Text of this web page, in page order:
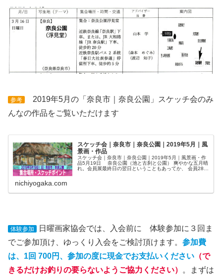
参考
2019年5月の「奈良市｜奈良公園」スケッチ会のみ
んなの作品をご覧いただけます
スケッチ会｜奈良市｜奈良公園｜2019年5月｜風
景画・作品
スケッチ会｜奈良市｜奈良公園｜2019年5月｜風景画・作
品5月19日 奈良公園（池と古刹と公園） 爽やかな五月晴
れ。会員展最終日の翌日ということもあってか、 会員28
nichiyogaka.com
体験参加
日曜画家協会では、入会前に 体験参加に３回ま
でご参加頂け、ゆっくり入会をご検討頂けます。 参加費
は、1回 700円、参加の度に現金でお支払いください （で
きるだけお釣りの要らないようご協力ください）
。まずは